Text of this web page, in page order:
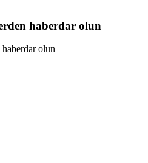
haberdar olun